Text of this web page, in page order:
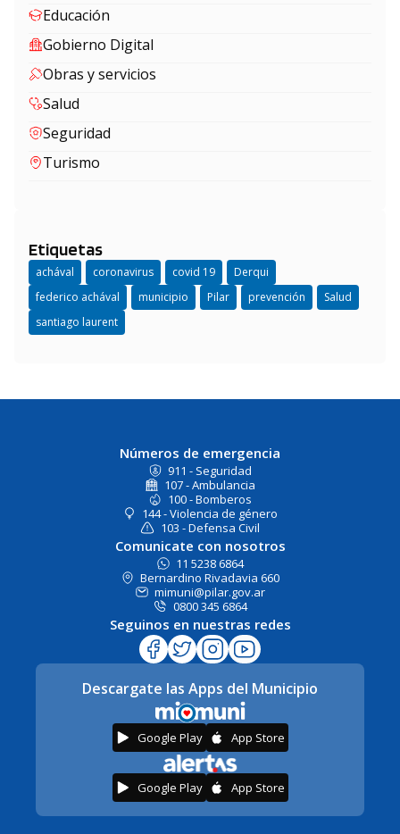
Educación
Gobierno Digital
Obras y servicios
Salud
Seguridad
Turismo
Etiquetas
achával coronavirus covid 19
Derqui
federico achával
municipio Pilar prevención
Salud
santiago laurent
Números de emergencia
911 - Seguridad
107 - Ambulancia
100 - Bomberos
144 - Violencia de género
103 - Defensa Civil
Comunicate con nosotros
11 5238 6864
Bernardino Rivadavia 660
mimuni@pilar.gov.ar
0800 345 6864
Seguinos en nuestras redes
Descargate las Apps del Municipio
Google Play App Store
Google Play App Store